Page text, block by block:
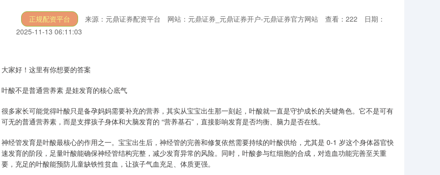
正规配资平台 来源：元鼎证券配资平台 网站：元鼎证券_元鼎证券开户-元鼎证券官方网站 查看：222
日期：
2025-11-13 06:11:03
大家好！这里有你想要的答案
叶酸不是普通营养素 是娃发育的核心底气
很多家长可能觉得叶酸只是备孕妈妈需要补充的营养，其实从宝宝出生那一刻起，叶酸就一直是守护成长的关键角色。它不是可有
可无的普通营养素，而是支撑孩子身体和大脑发育的 “营养基石”，直接影响发育是否均衡、脑力是否在线。
神经管发育是叶酸最核心的作用之一。宝宝出生后，神经管的完善和修复依然需要持续的叶酸供给，尤其是 0-1 岁这个身体器官快
速发育的阶段，足量叶酸能确保神经管结构完整，减少发育异常的风险。同时，叶酸参与红细胞的合成，对造血功能完善至关重
要，充足的叶酸能预防儿童缺铁性贫血，让孩子气血充足、体质更强。